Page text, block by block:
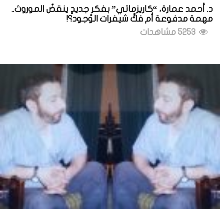
د. أحمد عمارة، “كاريزماتي” بفكرٍ جديدٍ ينقضُ الموروث..
مهمة مدفوعة أم فكُّ شيفرات الوجود؟!